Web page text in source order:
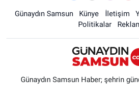
Günaydın Samsun Künye İletişim
Politikalar
Günaydın Samsun Haber; şehrin